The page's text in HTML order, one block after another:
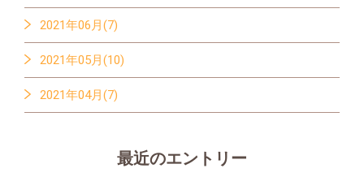
2021年06月(7)
2021年05月(10)
2021年04月(7)
最近のエントリー